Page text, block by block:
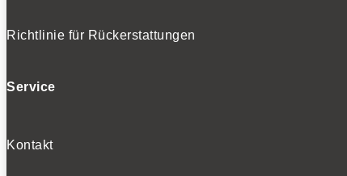
Richtlinie für Rückerstattungen
Service
Kontakt